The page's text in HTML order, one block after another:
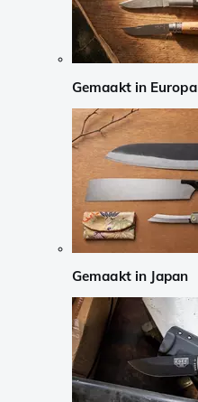
Gemaakt in Europa
Gemaakt in Japan